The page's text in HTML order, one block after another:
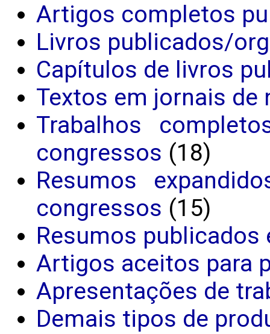
Artigos completos
Livros publicados/
Capítulos de livros
Textos em jornais
Trabalhos
congressos (18)
Resumos
congressos (15)
Resumos
Artigos aceitos para
Apresentações de
Demais tipos de